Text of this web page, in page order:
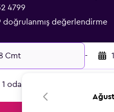
4799
doğrulanmış değerlendirme
Cmt -
oda